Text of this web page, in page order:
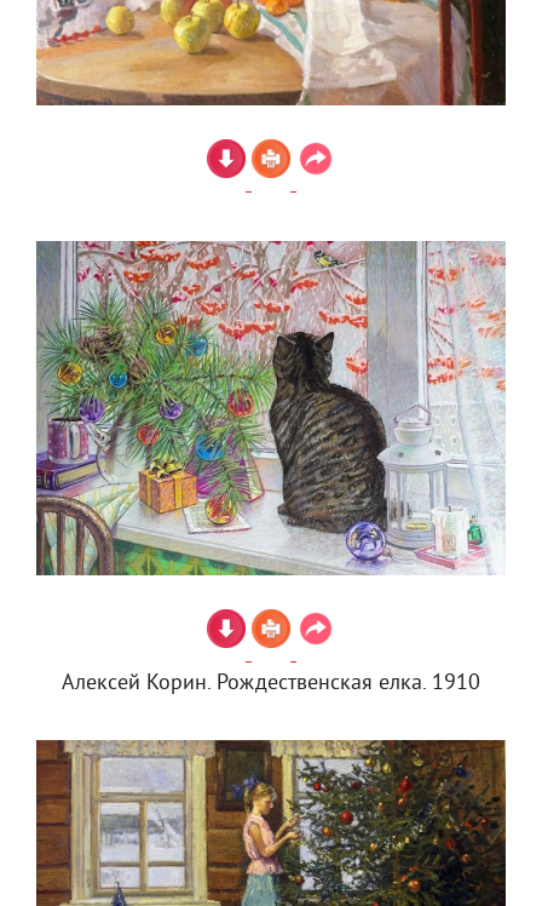
Алексей Корин. Рождественская елка. 1910